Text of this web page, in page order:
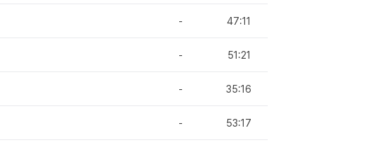
- 47:11
- 51:21
- 35:16
- 53:17